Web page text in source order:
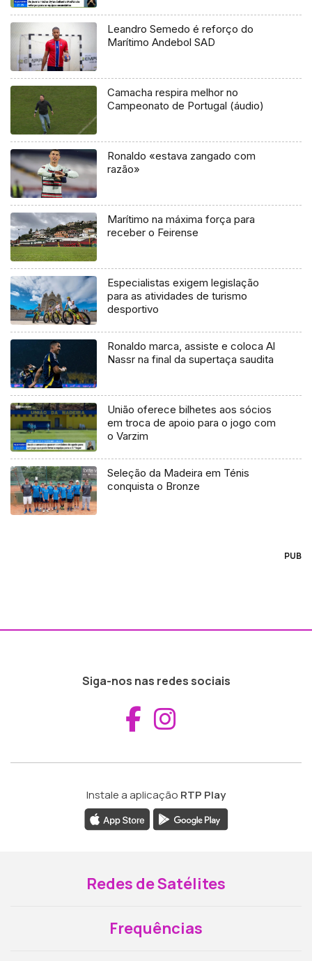
Leandro Semedo é reforço do
Marítimo Andebol SAD
Camacha respira melhor no
Campeonato de Portugal (áudio)
Ronaldo «estava zangado com
razão»
Marítimo na máxima força para
receber o Feirense
Especialistas exigem legislação
para as atividades de turismo
desportivo
Ronaldo marca, assiste e coloca Al
Nassr na final da supertaça saudita
União oferece bilhetes aos sócios
em troca de apoio para o jogo com
o Varzim
Seleção da Madeira em Ténis
conquista o Bronze
PUB
Siga-nos nas redes sociais
Aceder ao
Instale a aplicação RTP Play
Redes de Satélites
Frequências